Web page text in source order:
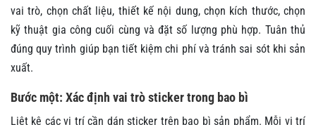
vai trò, chọn chất liệu, thiết kế nội dung, chọn kích thước, chọn
kỹ thuật gia công cuối cùng và đặt số lượng phù hợp. Tuân thủ
đúng quy trình giúp bạn tiết kiệm chi phí và tránh sai sót khi sản
xuất.
Bước một: Xác định vai trò sticker trong bao bì
Liệt kê các vị trí cần dán sticker trên bao bì sản phẩm. Mỗi vị trí